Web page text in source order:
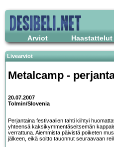
Arviot Haastattelut
Livearviot
Metalcamp -
20.07.2007
Tolmin/Slovenia
Perjantaina festivaalien tahti kiihtyi
yhteensä kaksikymmentäseitsemän
verrattuna. Aiemmista päivistä poiketen
jälkeen, eikä soitto tauonnut seuraavaan